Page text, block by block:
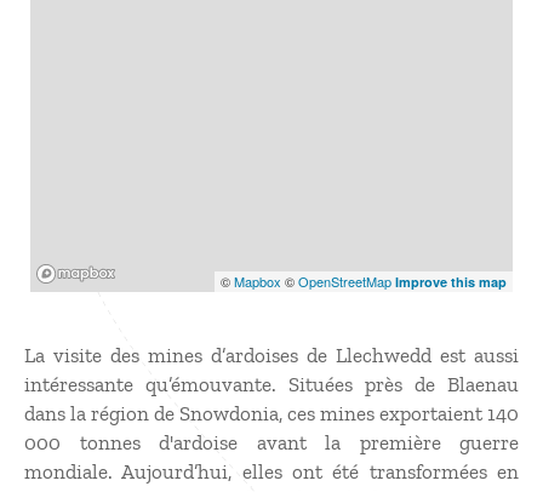
©Mapbox ©OpenStreetMap Improve this map
La visite des mines d’ardoises de Llechwedd est aussi
intéressante qu’émouvante. Situées près de Blaenau
dans la région de Snowdonia, ces mines exportaient 140
000 tonnes d'ardoise avant la première guerre
mondiale. Aujourd’hui, elles ont été transformées en